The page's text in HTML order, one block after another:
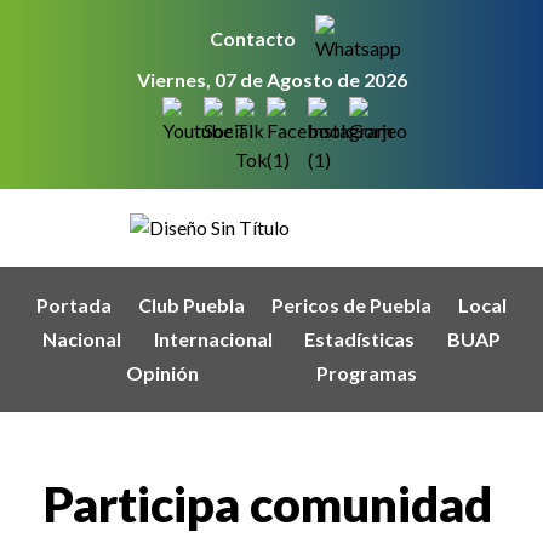
Contacto
Viernes, 07 de Agosto de 2026
Portada Club Puebla Pericos de Puebla
Local
Nacional
Internacional Estadísticas
BUAP
Opinión
Programas
Participa comunidad